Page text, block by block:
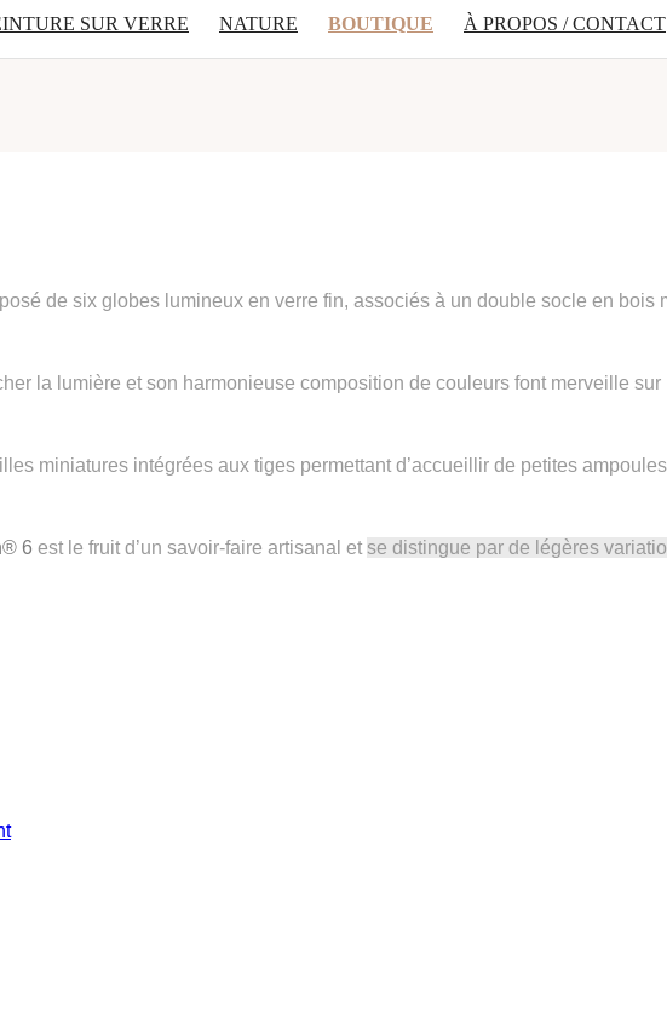
SUR VERRE NATURE BOUTIQUE À PROPOS / CONTACT
de six globes lumineux en verre fin, associés à un double socle en bois
la lumière et son harmonieuse composition de couleurs font merveille
miniatures intégrées aux tiges permettant d’accueillir de petites
6 est le fruit d’un savoir-faire artisanal et se distingue par de légères